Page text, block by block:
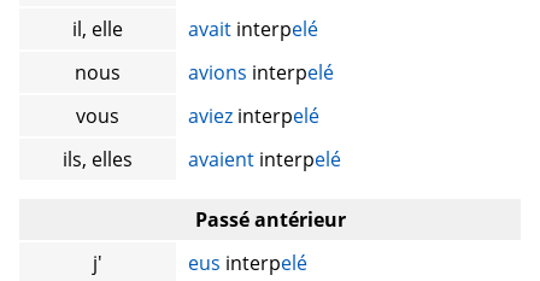
il, elle
avait interpelé
nous
avions interpelé
vous
aviez interpelé
ils, elles
avaient interpelé
Passé antérieur
j'
eus interpelé